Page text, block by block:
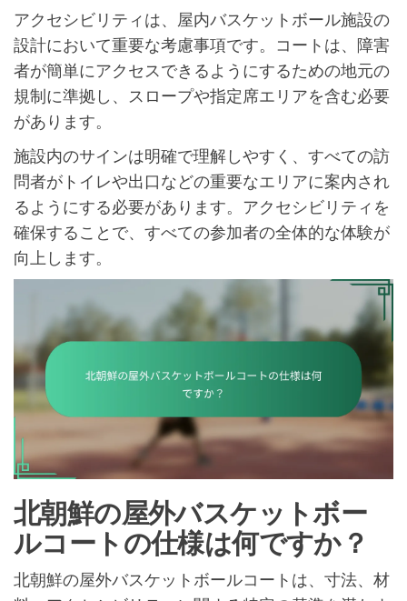
アクセシビリティは、屋内バスケットボール施設の
設計において重要な考慮事項です。コートは、障害
者が簡単にアクセスできるようにするための地元の
規制に準拠し、スロープや指定席エリアを含む必要
があります。
施設内のサインは明確で理解しやすく、すべての訪
問者がトイレや出口などの重要なエリアに案内され
るようにする必要があります。アクセシビリティを
確保することで、すべての参加者の全体的な体験が
向上します。
北朝鮮の屋外バスケットボー
ルコートの仕様は何ですか？
北朝鮮の屋外バスケットボールコートは、寸法、材